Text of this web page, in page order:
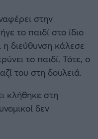
στην
το παιδί στο ίδιο
η διεύθυνση κάλεσε
το παιδί. Τότε, ο
του στη δουλειά.
κλήθηκε στη
δεν